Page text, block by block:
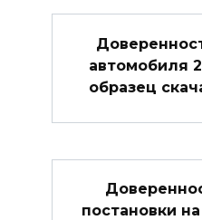
автомобиля
образец
постановки